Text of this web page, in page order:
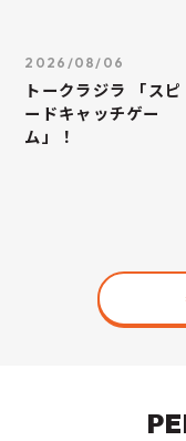
2026/08/06
トークラジラ 「スピ
ードキャッチゲー
ム」！